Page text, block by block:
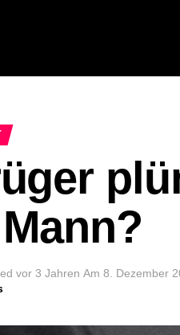
vor 3 Jahren Am 8. Dezember